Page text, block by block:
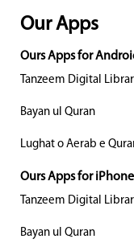
Our Apps
Ours Apps for
Tanzeem Digital
Bayan ul Quran
Lughat o Aerab e
Ours Apps for iPhone
Tanzeem Digital
Bayan ul Quran